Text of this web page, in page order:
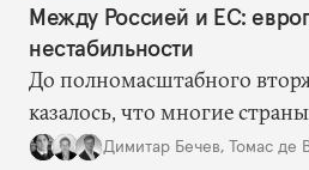
Между Россией и ЕС:
нестабильности
До полномасштабного
казалось, что многие
и НАТО, навсегда
Димитар Бечев, Томас де